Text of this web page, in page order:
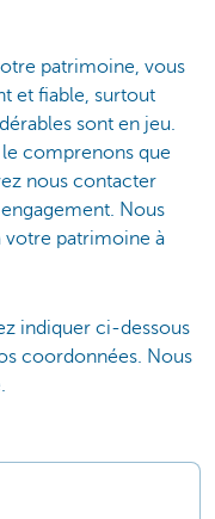
patrimoine, vous
et fiable, surtout
sont en jeu.
le comprenons que
nous contacter
Nous
votre patrimoine à
indiquer ci-dessous
coordonnées. Nous